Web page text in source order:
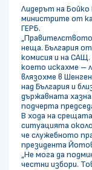
Лидерът на Бойко
министрите от
ГЕРБ.
неща. България
комисия и на САЩ.
което искахме –
влязохме в
над България и
държавната
подчерта
В хода на
ситуацията
че служебното
президента
„Не мога да
честни избори.